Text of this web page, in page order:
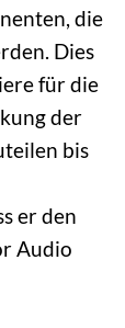
die
Dies
für die
der
bis
er den
Audio